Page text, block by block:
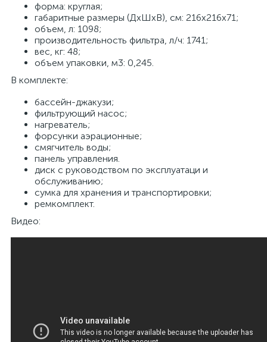
форма: круглая;
габаритные размеры (ДхШхВ), см: 216x216х71;
объем, л: 1098;
производительность фильтра, л/ч: 1741;
вес, кг: 48;
объем упаковки, м3: 0,245.
В комплекте:
бассейн-джакузи;
фильтрующий насос;
нагреватель;
форсунки аэрационные;
смягчитель воды;
панель управления.
диск с руководством по эксплуатаци и
обслуживанию;
сумка для хранения и транспортировки;
ремкомплект.
Видео: